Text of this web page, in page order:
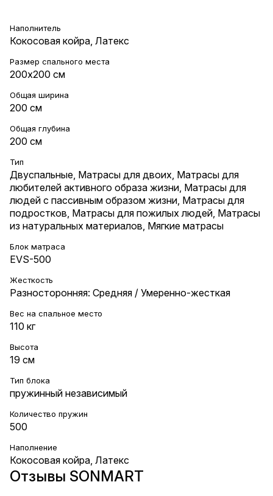
Наполнитель
Кокосовая койра, Латекс
Размер спального места
200х200 см
Общая ширина
200 см
Общая глубина
200 см
Тип
Двуспальные Матрасы для двоих Матрасы для
любителей активного образа жизни Матрасы для
людей с пассивным образом жизни Матрасы для
подростков Матрасы для пожилых людей Матрасы
из натуральных материалов Мягкие матрасы
Блок матраса
EVS-500
Жесткость
Разносторонняя: Средняя / Умеренно-жесткая
Вес на cпальное место
110 кг
Высота
19 см
Тип блока
пружинный независимый
Количество пружин
500
Наполнение
Кокосовая койра Латекс
Отзывы SONMART